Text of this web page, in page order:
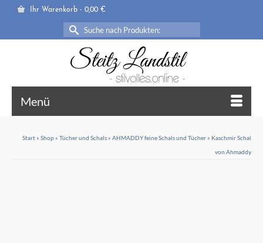
Ihr Warenkorb - 0,00 €
Suche
nach:
Menü
Start » Shop » Tücher und Schals » AHMADDY feine Schals und Tücher » Kaschmir Schal
von Ahmaddy